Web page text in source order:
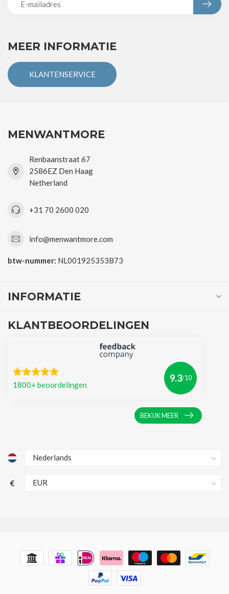
MEER INFORMATIE
KLANTENSERVICE
MENWANTMORE
Renbaanstraat 67
2586EZ Den Haag
Netherland
+31 70 2600 020
info@menwantmore.com
btw-nummer: NL001925353B73
INFORMATIE
KLANTBEOORDELINGEN
1800+ beoordelingen
9.3/10
BEKIJK MEER
€